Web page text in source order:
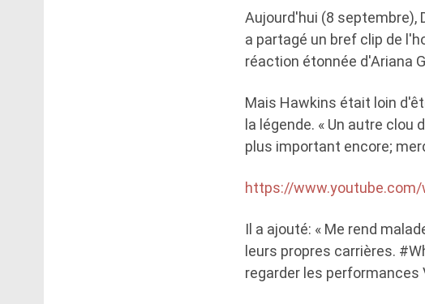
Aujourd'hui (8 septembre),
a partagé un bref clip de
réaction étonnée d'Ariana
Mais Hawkins était loin
la légende. « Un autre clou
plus important encore;
https://
Il a ajouté: « Me rend
leurs propres carrières.
regarder les performances